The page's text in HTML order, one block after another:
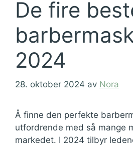
De fire
2024
28. oktober 2024 av Nora
Å finne den perfekte
utfordrende med så mange
markedet. I 2024 tilbyr